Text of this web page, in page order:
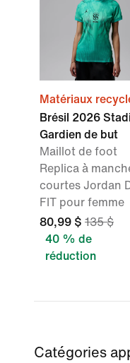
Matériaux
Brésil 2026
Gardien de but
Maillot de foot
Replica à
courtes Jordan
FIT pour femme
80,99 $ 135 $
40 % de
réduction
Catégories